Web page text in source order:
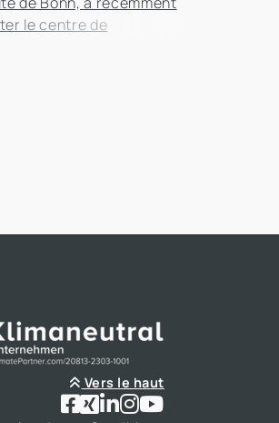
le centre de
de Kerpen-Horrem
excursion passionnante
à l'efficacité
Vers le haut